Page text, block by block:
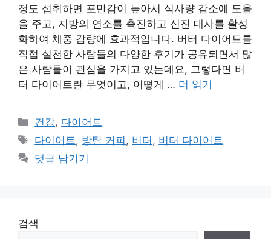
정도 섭취하면 포만감이 높아서 식사량 감소에 도움
을 주고, 지방의 연소를 촉진하고 신진 대사를 활성
화하여 체중 감량에 효과적입니다. 버터 다이어트를
직접 실천한 사람들의 다양한 후기가 공유되면서 많
은 사람들이 관심을 가지고 있는데요, 그렇다면 버
터 다이어트란 무엇이고, 어떻게 … 더 읽기
카
테
고
리
건강, 다이어트
태
그
다이어트 , 방탄 커피 , 버터 , 버터 다이어트
댓글 남기기
검색